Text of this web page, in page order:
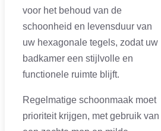
voor het behoud van de
schoonheid en levensduur van
uw hexagonale tegels, zodat uw
badkamer een stijlvolle en
functionele ruimte blijft.
Regelmatige schoonmaak moet
prioriteit krijgen, met gebruik van